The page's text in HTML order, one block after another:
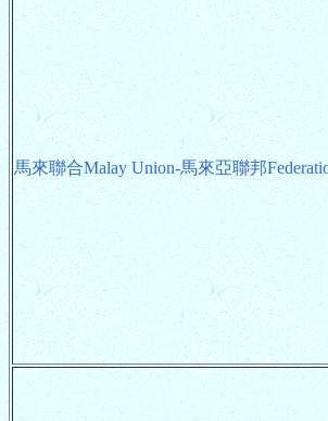
馬來聯合Malay Union-馬來亞聯邦